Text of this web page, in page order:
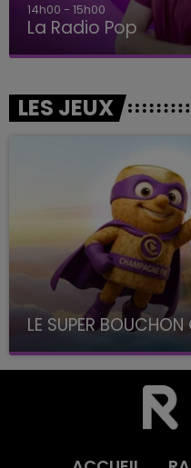
14h00 - 15h00
La Radio Pop
LES JEUX
LE SUPER
avec La Famille